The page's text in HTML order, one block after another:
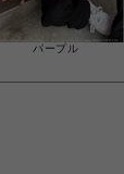
パープル